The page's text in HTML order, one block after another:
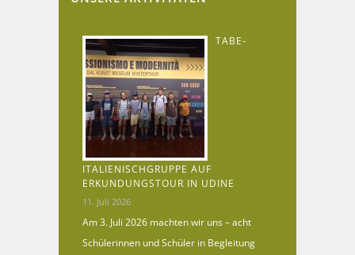
TABE-
ITALIENISCHGRUPPE AUF
ERKUNDUNGSTOUR IN UDINE
11. Juli 2026
Am 3. Juli 2026 machten wir uns – acht
Schülerinnen und Schüler in Begleitung